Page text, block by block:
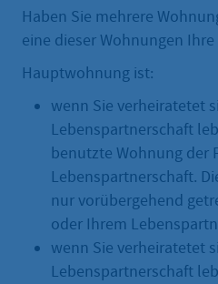
Haben Sie mehrere
eine dieser Wohnungen
Hauptwohnung ist:
wenn Sie verheiratetet
Lebenspartnerschaft
benutzte Wohnung der
Lebenspartnerschaft.
nur vorübergehend
oder Ihrem
wenn Sie verheiratetet
Lebenspartnerschaft